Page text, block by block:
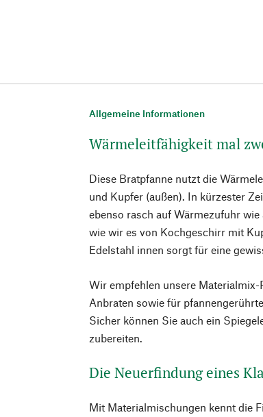
Allgemeine Informationen
Wärmeleitfähigkeit mal
Diese Bratpfanne nutzt die
und Kupfer (außen). In kürzester
ebenso rasch auf Wärmezufuhr
wie wir es von Kochgeschirr mit
Edelstahl innen sorgt für eine
Wir empfehlen unsere
Anbraten sowie für
Sicher können Sie auch ein
zubereiten.
Die Neuerfindung eines
Mit Materialmischungen kennt die